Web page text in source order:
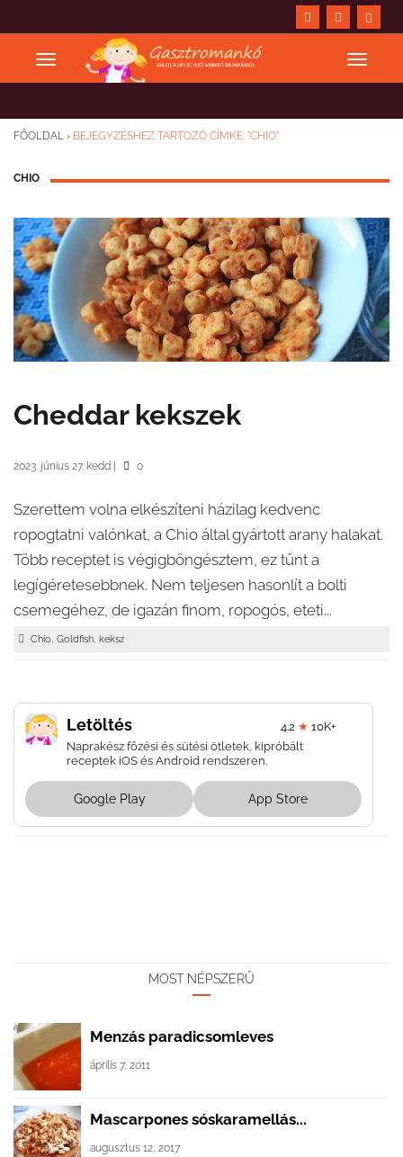
FŐOLDAL › BEJEGYZÉSHEZ TARTOZÓ CÍMKE: "CHIO"
CHIO
Cheddar kekszek
2023. június 27. kedd 0
Szerettem volna elkészíteni házilag kedvenc
ropogtatni valónkat, a Chio által gyártott arany halakat.
Több receptet is végigböngésztem, ez tűnt a
legígéretesebbnek. Nem teljesen hasonlít a bolti
csemegéhez, de igazán finom, ropogós, eteti...
Chio, Goldfish, keksz
Letöltés 4.2 ★ 10K+
Naprakész főzési és sütési ötletek, kipróbált
receptek iOS és Android rendszeren.
Google Play App Store
MOST NÉPSZERŰ
Menzás paradicsomleves
április 7, 2011
Mascarpones sóskaramellás...
augusztus 12, 2017